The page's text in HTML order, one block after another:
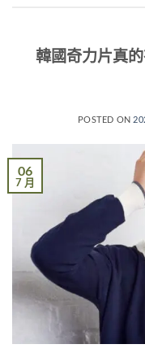
韓國奇力片真
POSTED ON
06
7 月